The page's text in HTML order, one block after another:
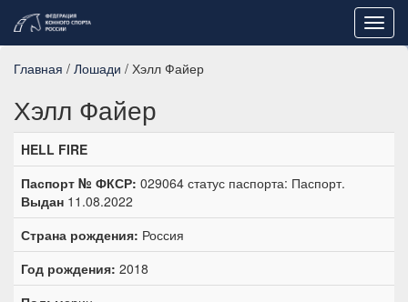
Главная / Лошади / Хэлл Файер
Хэлл Файер
HELL FIRE
Паспорт № ФКСР: 029064 статус паспорта: Паспорт.
Выдан 11.08.2022
Страна рождения: Россия
Год рождения: 2018